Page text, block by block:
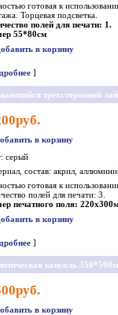
готовая к
Торцевая подсветка.
полей для печати: 1.
55*80см
]
трехсторонний
серый
состав: акрил,
готовая к
полей для печати: 3.
печатного поля:
]
консоль